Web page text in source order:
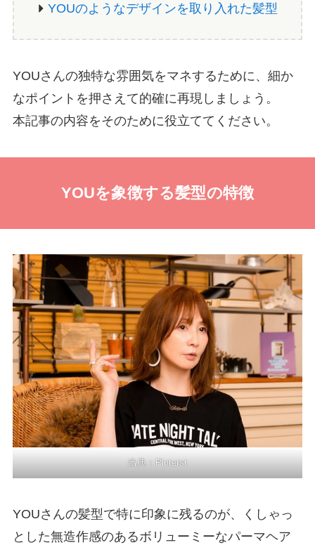
YOUのようなデザインを取り入れた髪型
YOUさんの独特な雰囲気をマネするために、細か
なポイントを押さえて的確に再現しましょう。
本記事の内容をそのために役立ててください。
YOUを象徴する髪型の特徴
出典： Pinterst
YOUさんの髪型で特に印象に残るのが、くしゃっ
とした無造作感のあるボリューミーなパーマヘア